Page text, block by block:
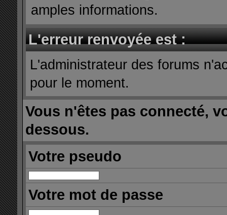
amples informations.
L'erreur renvoyée est :
L'administrateur des forums
pour le moment.
Vous n'êtes pas connecté,
dessous.
Votre pseudo
Votre mot de passe